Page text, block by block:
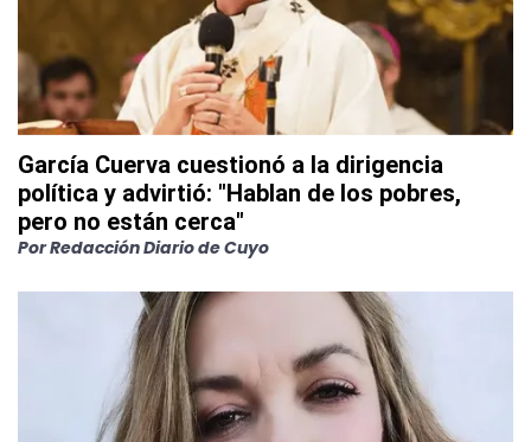
García Cuerva cuestionó a la dirigencia
política y advirtió: "Hablan de los pobres,
pero no están cerca"
PorRedacción Diario de Cuyo